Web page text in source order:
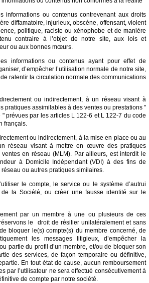
informations ou contenus contrevenant aux droits
diffamatoire, injurieux, obscène, offensant, violent
politique, raciste ou xénophobe et de manière
contraire à l’objet de notre site, aux lois et
ou aux bonnes mœurs.
informations ou contenus ayant pour effet de
d’empêcher l’utilisation normale de notre site,
ralentir la circulation normale des communications
ou indirectement, à un réseau visant à
pratiques assimilables à des ventes ou prestations "
prévues par les articles L 122-6 et L 122-7 du code
français.
ou indirectement, à la mise en place ou au
réseau visant à mettre en œuvre des pratiques
en réseau (MLM). Par ailleurs, est interdit le
à Domicile Indépendant (VDI) à des fins de
réseau ou autres pratiques similaires.
le compte, le service ou le système d’autrui
de la Société, ou créer une fausse identité sur le
par un membre à une ou plusieurs de ces
le droit de résilier unilatéralement et sans
bloquer le(s) compte(s) du membre concerné, de
les messages litigieux, d’empêcher la
partie du profil d’un membre, et/ou de bloquer son
des services, de façon temporaire ou définitive,
En tout état de cause, aucun remboursement
par l’utilisateur ne sera effectué consécutivement à
de compte par notre société.